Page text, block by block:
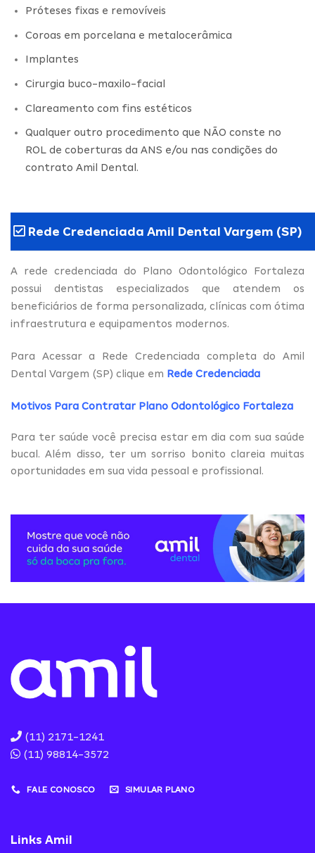
Próteses fixas e removíveis
Coroas em porcelana e metalocerâmica
Implantes
Cirurgia buco-maxilo-facial
Clareamento com fins estéticos
Qualquer outro procedimento que NÃO conste no
ROL de coberturas da ANS e/ou nas condições do
contrato Amil Dental.
Rede Credenciada Amil Dental Vargem (SP)
A rede credenciada do Plano Odontológico Fortaleza
possui dentistas especializados que atendem os
beneficiários de forma personalizada, clínicas com ótima
infraestrutura e equipamentos modernos.
Para Acessar a Rede Credenciada completa do Amil
Dental Vargem (SP) clique em Rede Credenciada
Motivos Para Contratar Plano Odontológico Fortaleza
Para ter saúde você precisa estar em dia com sua saúde
bucal. Além disso, ter um sorriso bonito clareia muitas
oportunidades em sua vida pessoal e profissional.
(11) 2171-1241
(11) 98814-3572
FALE CONOSCO SIMULAR PLANO
Links Amil